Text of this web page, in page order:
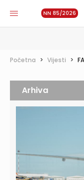
NN 85/2026
Početna > Vijesti >
Arhiva